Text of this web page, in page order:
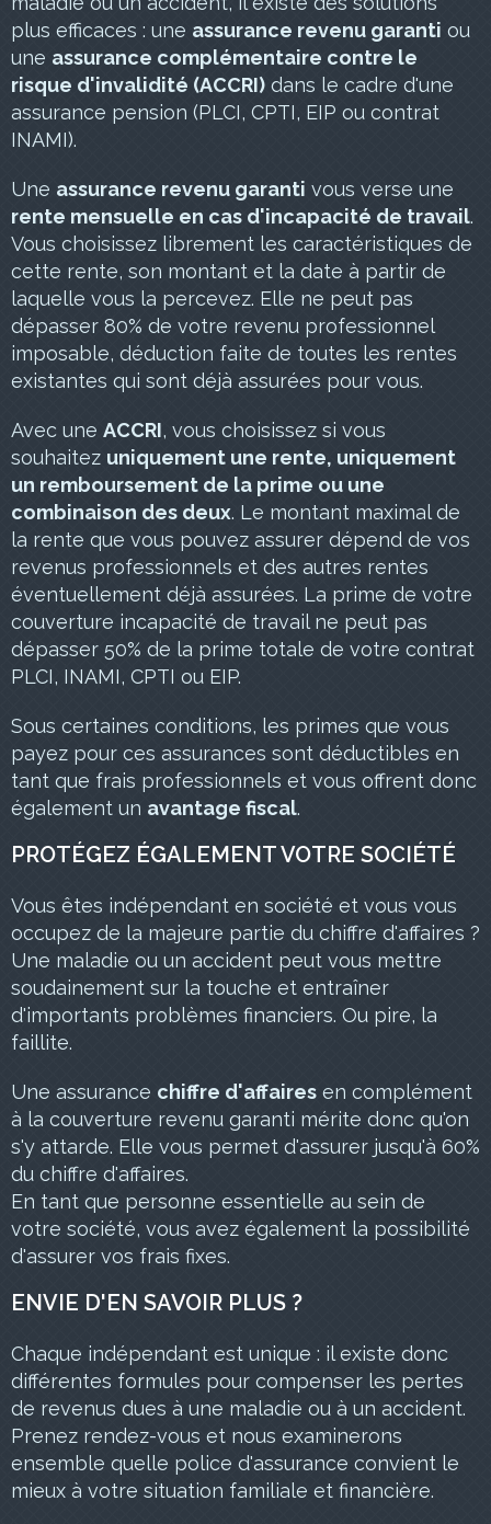
plus efficaces : une assurance revenu garanti ou
une assurance complémentaire contre le
risque d'invalidité (ACCRI) dans le cadre d'une
assurance pension (PLCI, CPTI, EIP ou contrat
INAMI).
Une assurance revenu garanti vous verse une
rente mensuelle en cas d'incapacité de travail.
Vous choisissez librement les caractéristiques de
cette rente, son montant et la date à partir de
laquelle vous la percevez. Elle ne peut pas
dépasser 80% de votre revenu professionnel
imposable, déduction faite de toutes les rentes
existantes qui sont déjà assurées pour vous.
Avec une ACCRI, vous choisissez si vous
souhaitez uniquement une rente, uniquement
un remboursement de la prime ou une
combinaison des deux. Le montant maximal de
la rente que vous pouvez assurer dépend de vos
revenus professionnels et des autres rentes
éventuellement déjà assurées. La prime de votre
couverture incapacité de travail ne peut pas
dépasser 50% de la prime totale de votre contrat
PLCI, INAMI, CPTI ou EIP.
Sous certaines conditions, les primes que vous
payez pour ces assurances sont déductibles en
tant que frais professionnels et vous offrent donc
également un avantage fiscal.
PROTÉGEZ ÉGALEMENT VOTRE SOCIÉTÉ
Vous êtes indépendant en société et vous vous
occupez de la majeure partie du chiffre d'affaires ?
Une maladie ou un accident peut vous mettre
soudainement sur la touche et entraîner
d'importants problèmes financiers. Ou pire, la
faillite.
Une assurance chiffre d'affaires en complément
à la couverture revenu garanti mérite donc qu'on
s'y attarde. Elle vous permet d'assurer jusqu'à 60%
du chiffre d'affaires.
En tant que personne essentielle au sein de
votre société, vous avez également la possibilité
d'assurer vos frais fixes.
ENVIE D'EN SAVOIR PLUS ?
Chaque indépendant est unique : il existe donc
différentes formules pour compenser les pertes
de revenus dues à une maladie ou à un accident.
Prenez rendez-vous et nous examinerons
ensemble quelle police d'assurance convient le
mieux à votre situation familiale et financière.